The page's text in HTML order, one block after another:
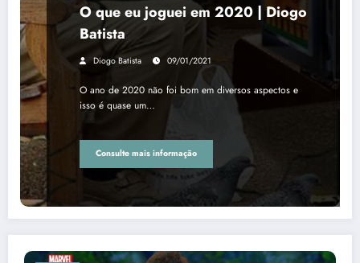
O que eu joguei em 2020 | Diogo
Batista
Diogo Batista 09/01/2021
O ano de 2020 não foi bom em diversos aspectos e
isso é quase um…
Consulte mais informação